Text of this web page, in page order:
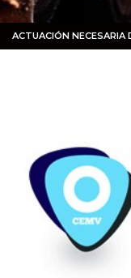
ACTUACIÓN NECESARIA